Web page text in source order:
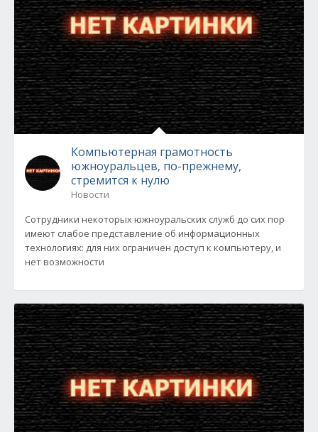
Компьютерная грамотность
южноуральцев, по-прежнему,
стремится к нулю
Новости
Сотрудники некоторых южноуральских служб до сих пор
имеют слабое представление об информационных
технологиях: для них ограничен доступ к компьютеру, и
нет возможности